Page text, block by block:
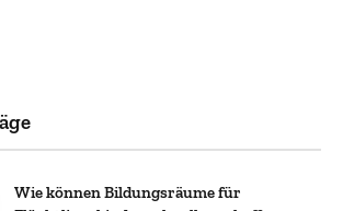
Wie können Bildungsräume für